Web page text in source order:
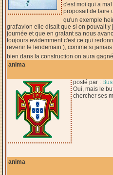
c'est moi qui a
proposait de faire
qu'un exemple
grat'avion elle disait que si on pouvait
journée et que en gratant sa nous
toujours evidemment c'est ce qui
revenir le lendemain ), comme si
bien dans la construction on aura
anima
posté par :
Oui, mais le
chercher ses
anima